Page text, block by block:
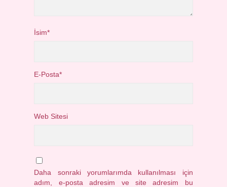
İsim*
E-Posta*
Web Sitesi
Daha sonraki yorumlarımda kullanılması için
adım, e-posta adresim ve site adresim bu